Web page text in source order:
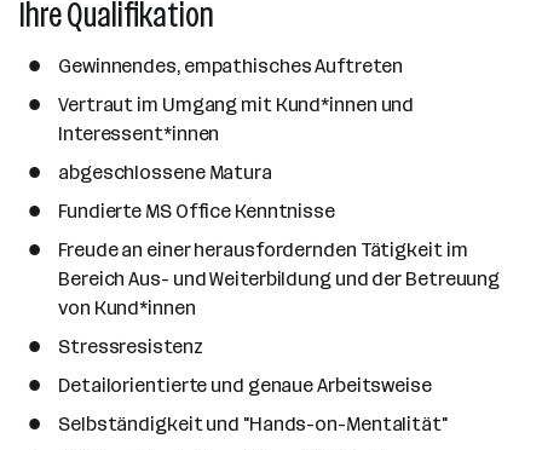
Ihre Qualifikation
Gewinnendes, empathisches Auftreten
Vertraut im Umgang mit Kund*innen und
Interessent*innen
abgeschlossene Matura
Fundierte MS Office Kenntnisse
Freude an einer herausfordernden Tätigkeit im
Bereich Aus- und Weiterbildung und der Betreuung
von Kund*innen
Stressresistenz
Detailorientierte und genaue Arbeitsweise
Selbständigkeit und "Hands-on-Mentalität"